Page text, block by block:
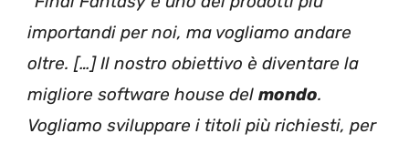
importandi per noi, ma vogliamo andare
oltre. […] Il nostro obiettivo è diventare la
migliore software house del mondo.
Vogliamo sviluppare i titoli più richiesti, per